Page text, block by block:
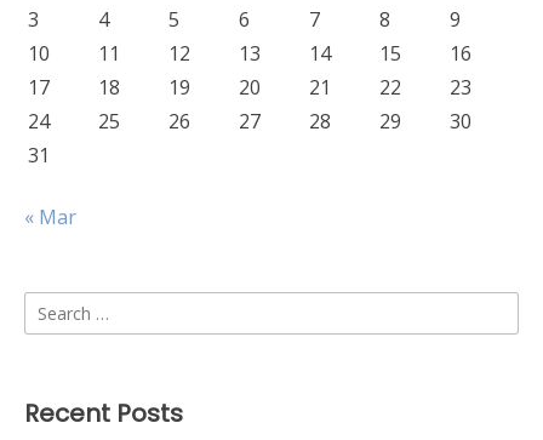
3
4 5 6 7 8
9
10
11 12 13 14 15
16
17
18 19 20 21 22
23
24
25 26 27 28 29
30
31
« Mar
Search
for:
Recent Posts